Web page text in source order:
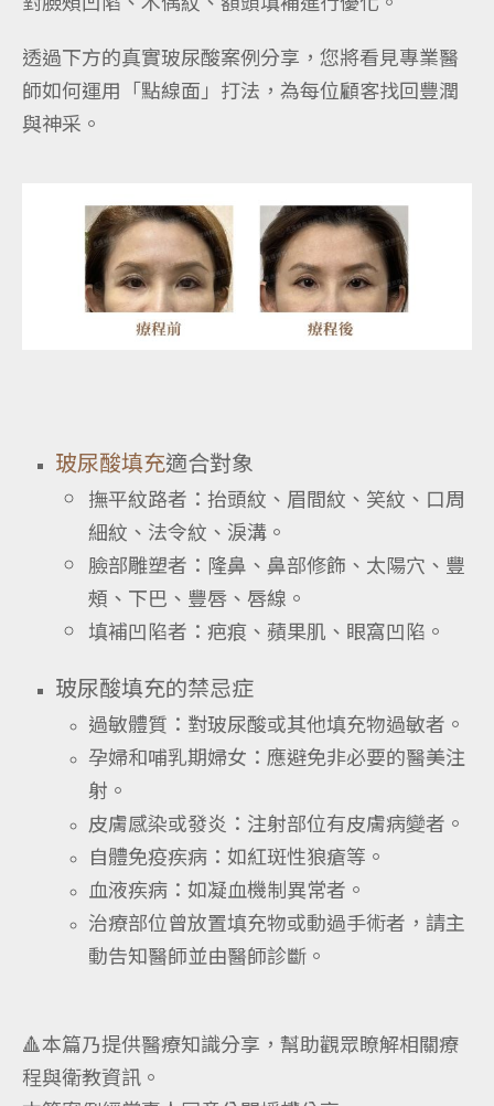
透過下方的真實玻尿酸案例分享，您將看見專業醫
師如何運用「點線面」打法，為每位顧客找回豐潤
與神采。
玻尿酸填充適合對象
撫平紋路者：抬頭紋、眉間紋、笑紋、口周
細紋、法令紋、淚溝。
臉部雕塑者：隆鼻、鼻部修飾、太陽穴、豐
頰、下巴、豐唇、唇線。
填補凹陷者：疤痕、蘋果肌、眼窩凹陷。
玻尿酸填充的禁忌症
過敏體質：對玻尿酸或其他填充物過敏者。
孕婦和哺乳期婦女：應避免非必要的醫美注
射。
皮膚感染或發炎：注射部位有皮膚病變者。
自體免疫疾病：如紅斑性狼瘡等。
血液疾病：如凝血機制異常者。
治療部位曾放置填充物或動過手術者，請主
動告知醫師並由醫師診斷。
🔺本篇乃提供醫療知識分享，幫助觀眾瞭解相關療
程與衛教資訊。